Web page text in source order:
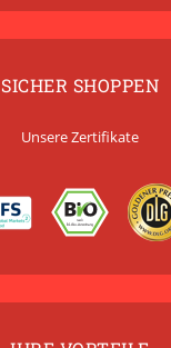
SICHER SHOPPEN
Unsere Zertifikate